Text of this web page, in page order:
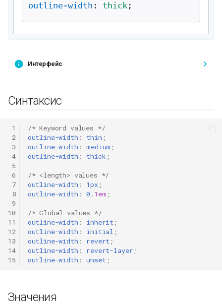
Интерфейс
Синтаксис
1
2
3
4
5
6
7
8
9
10
11
12
13
14
15
/* Keyword values */
outline-width : thin ;
outline-width : medium ;
outline-width : thick ;
/* <length> values */
outline-width : 1px;
outline-width : 0 . 1em ;
/* Global values */
outline-width : inherit ;
outline-width : initial ;
outline-width : revert ;
outline-width : revert-layer;
outline-width : unset ;
Значения